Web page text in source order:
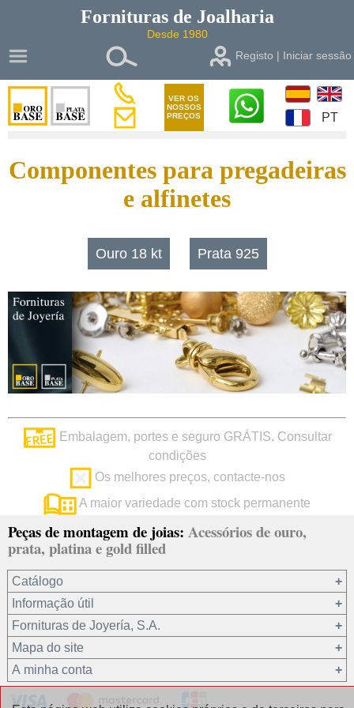
Fornituras de Joalharia
Desde 1980
Registo | Iniciar sessão
VER OS
NOSSOS
PREÇOS
PT
Componentes para pregadeiras
e alfinetes
Ouro 18 kt Prata 925
Embalagem, portes e seguro GRÁTIS. Consultar
condições
Os melhores preços, contacte-nos
A maior variedade com stock permanente
Peças de montagem de joias: Acessórios de ouro,
prata, platina e gold filled
Catálogo
Ouro 18 kt
Ouro 9 kt
Platina 22.8 kt
Prata 925
Informação útil
Fornituras de Joyería, S.A.
Quem somos?
condições de venda
Mapa do site
A minha conta